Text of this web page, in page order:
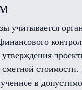
учитывается
стоимости.
в